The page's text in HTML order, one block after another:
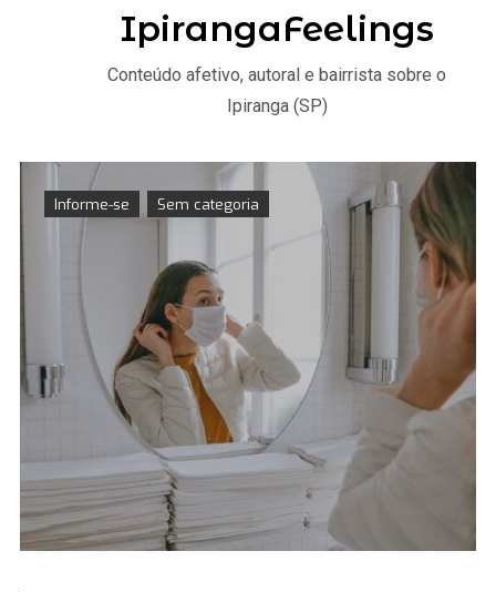
Informe-se Sem categoria
IpirangaFeelings
Conteúdo afetivo, autoral e bairrista sobre o
Ipiranga (SP)